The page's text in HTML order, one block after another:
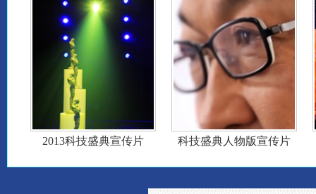
2013科技盛典宣传片 科技盛典人物版宣传片